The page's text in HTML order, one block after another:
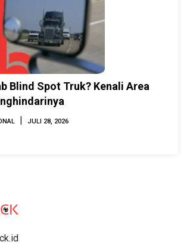
Blind Spot Truk? Kenali Area
| JULI 28, 2026